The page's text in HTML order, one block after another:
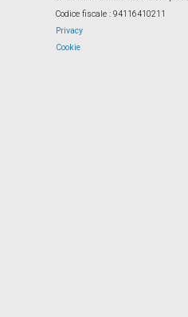
Codice fiscale : 94116410211
Privacy
Cookie